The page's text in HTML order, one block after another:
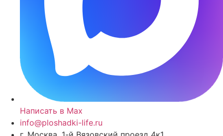
Написать в Max
info@ploshadki-life.ru